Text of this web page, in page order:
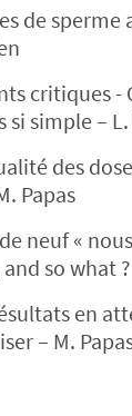
de
critiques -
si simple –
des
Papas
neuf «
so what
en
– M.